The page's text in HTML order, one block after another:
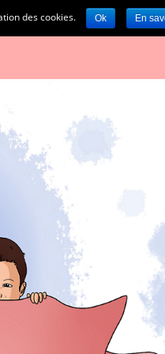
des cookies. Ok En